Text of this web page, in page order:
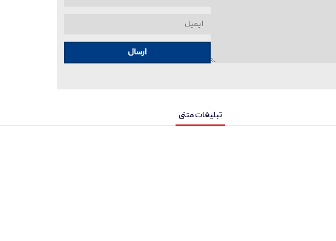
ارسال
تبلیغات متنی